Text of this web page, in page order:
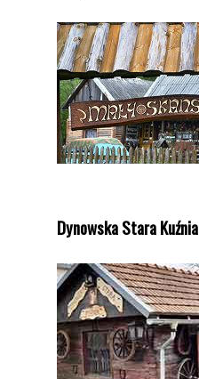
Dynowska Stara Kuźnia